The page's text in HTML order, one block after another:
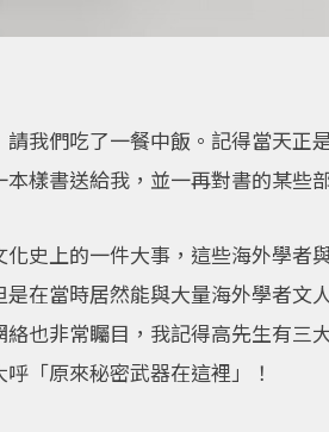
我們吃了一餐中飯。記得當天正
樣書送給我，並一再對書的某些
化史上的一件大事，這些海外學
在當時居然能與大量海外學者文
也非常矚目，我記得高先生有三
「原來秘密武器在這裡」！